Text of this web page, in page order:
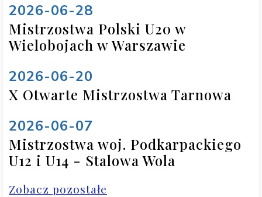
2026-06-28
Mistrzostwa Polski U20 w
Wielobojach w Warszawie
2026-06-20
X Otwarte Mistrzostwa Tarnowa
2026-06-07
Mistrzostwa woj. Podkarpackiego
U12 i U14 - Stalowa Wola
Zobacz pozostałe